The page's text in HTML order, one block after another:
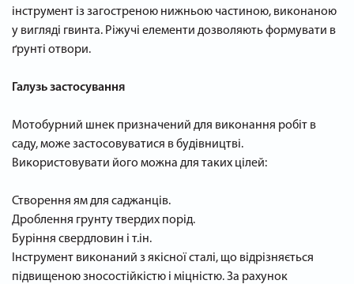
інструмент із загостреною нижньою частиною, виконаною
у вигляді гвинта. Ріжучі елементи дозволяють формувати в
ґрунті отвори.
Галузь застосування
Мотобурний шнек призначений для виконання робіт в
саду, може застосовуватися в будівництві.
Використовувати його можна для таких цілей:
Створення ям для саджанців.
Дроблення грунту твердих порід.
Буріння свердловин і т.ін.
Інструмент виконаний з якісної сталі, що відрізняється
підвищеною зносостійкістю і міцністю. За рахунок